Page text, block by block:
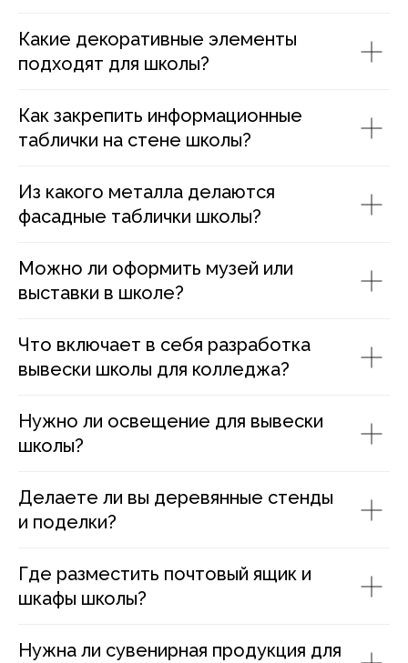
Какие декоративные элементы
подходят для школы?
Как закрепить информационные
таблички на стене школы?
Из какого металла делаются
фасадные таблички школы?
Можно ли оформить музей или
выставки в школе?
Что включает в себя разработка
вывески школы для колледжа?
Нужно ли освещение для вывески
школы?
Делаете ли вы деревянные стенды
и поделки?
Где разместить почтовый ящик и
шкафы школы?
Нужна ли сувенирная продукция для